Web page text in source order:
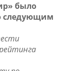
было
следующим